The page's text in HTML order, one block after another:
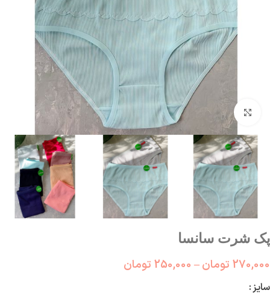
بزرگنمایی تصویر
پک شرت سانسا
270,000 تومان–
250,000 تومان
سایز